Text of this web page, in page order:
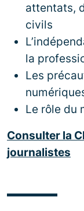
attentats,
civils
la
Les
Le rôle du
Consulter la
journalistes